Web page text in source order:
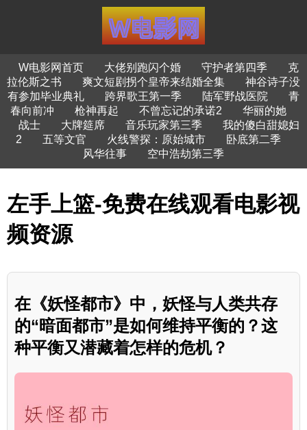
W电影网首页 大佬别跑闪个婚 守护者第四季
克
拉伦斯之书
爽文短剧拐个皇帝来结婚全集
神谷诗子没
有参加毕业典礼
跨界歌王第一季 陆军野战医院
青
春向前冲
枪神再起 不曾忘记的承诺2
华丽的她
战士
大牌筵席 音乐玩家第三季
我的傻白甜媳妇
2
五等文官 火线警探：原始城市
卧底第二季
风华往事
空中浩劫第三季
左手上篮-免费在线观看电影视
频资源
在《妖怪都市》中，妖怪与人类共存
的“暗面都市”是如何维持平衡的？这
种平衡又潜藏着怎样的危机？